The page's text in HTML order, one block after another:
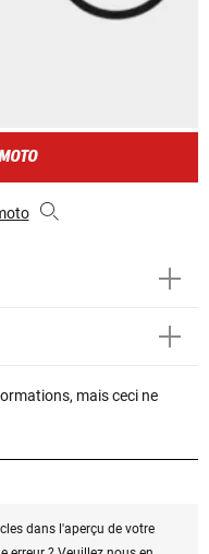
mais ceci ne
dans l'aperçu de votre